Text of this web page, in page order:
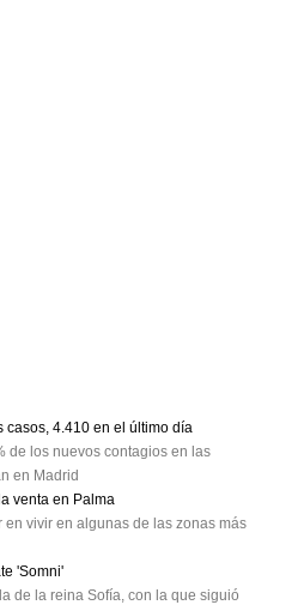
casos, 4.410 en el último día
de los nuevos contagios en las
en Madrid
venta en Palma
en vivir en algunas de las zonas más
'Somni'
de la reina Sofía, con la que siguió